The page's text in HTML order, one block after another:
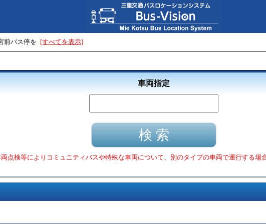
前バス停を [すべてを表示]
車両指定
点検等によりコミュニティバスや特殊な車両について、別のタイプの車両で運行する場